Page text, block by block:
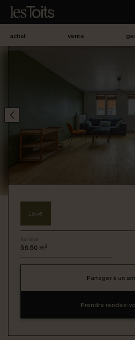
Connexion / Inscription
achat vente
Loué
Surface
56.50 m²
Partager à un
Prendre rendez-